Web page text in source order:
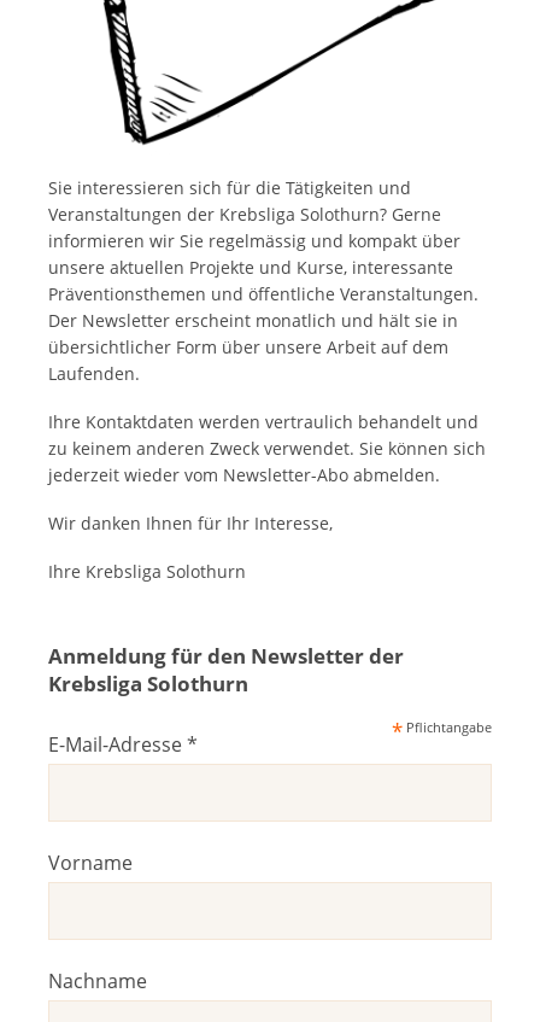
Sie interessieren sich für die Tätigkeiten und
Veranstaltungen der Krebsliga Solothurn? Gerne
informieren wir Sie regelmässig und kompakt über
unsere aktuellen Projekte und Kurse, interessante
Präventionsthemen und öffentliche Veranstaltungen.
Der Newsletter erscheint monatlich und hält sie in
übersichtlicher Form über unsere Arbeit auf dem
Laufenden.
Ihre Kontaktdaten werden vertraulich behandelt und
zu keinem anderen Zweck verwendet. Sie können sich
jederzeit wieder vom Newsletter-Abo abmelden.
Wir danken Ihnen für Ihr Interesse,
Ihre Krebsliga Solothurn
Anmeldung für den Newsletter der
Krebsliga Solothurn
* Pflichtangabe
E-Mail-Adresse*
Vorname
Nachname